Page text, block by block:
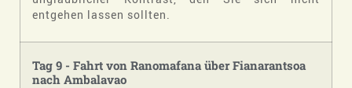
entgehen lassen sollten.
Tag 9 - Fahrt von Ranomafana über Fianarantsoa
nach Ambalavao